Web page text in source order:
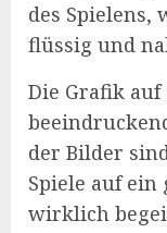
des Spielens,
flüssig und
Die Grafik
der Bilder
Spiele auf ein
wirklich